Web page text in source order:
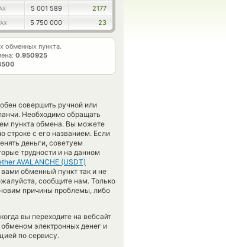
5 001 589
2177
5 750 000 23
обменных пункта.
0.950925
совершить ручной или
Необходимо обращать
пункта обмена. Вы можете
с его названием. Если
деньги, советуем
трудности и на данном
AVALANCHE (USDT)
обменный пункт так и не
сообщите нам. Только
причины проблемы, либо
вы переходите на вебсайт
электронных денег и
по сервису.